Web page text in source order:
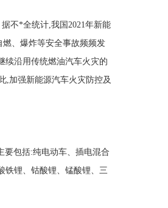
不*全统计,我国2021年新能
燃、爆炸等安全事故频频发
续沿用传统燃油汽车火灾的
,加强新能源汽车火灾防控及
包括:纯电动车、插电混合
铁锂、钴酸锂、锰酸锂、三